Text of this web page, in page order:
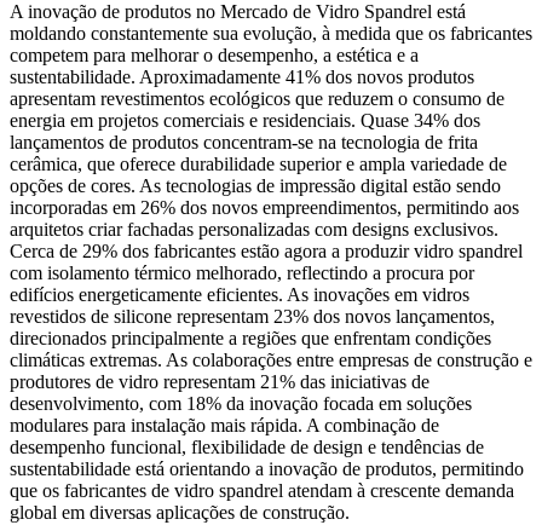
A inovação de produtos no Mercado de Vidro Spandrel está
moldando constantemente sua evolução, à medida que os fabricantes
competem para melhorar o desempenho, a estética e a
sustentabilidade. Aproximadamente 41% dos novos produtos
apresentam revestimentos ecológicos que reduzem o consumo de
energia em projetos comerciais e residenciais. Quase 34% dos
lançamentos de produtos concentram-se na tecnologia de frita
cerâmica, que oferece durabilidade superior e ampla variedade de
opções de cores. As tecnologias de impressão digital estão sendo
incorporadas em 26% dos novos empreendimentos, permitindo aos
arquitetos criar fachadas personalizadas com designs exclusivos.
Cerca de 29% dos fabricantes estão agora a produzir vidro spandrel
com isolamento térmico melhorado, reflectindo a procura por
edifícios energeticamente eficientes. As inovações em vidros
revestidos de silicone representam 23% dos novos lançamentos,
direcionados principalmente a regiões que enfrentam condições
climáticas extremas. As colaborações entre empresas de construção e
produtores de vidro representam 21% das iniciativas de
desenvolvimento, com 18% da inovação focada em soluções
modulares para instalação mais rápida. A combinação de
desempenho funcional, flexibilidade de design e tendências de
sustentabilidade está orientando a inovação de produtos, permitindo
que os fabricantes de vidro spandrel atendam à crescente demanda
global em diversas aplicações de construção.